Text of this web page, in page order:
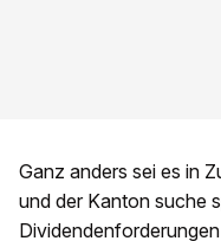
Ganz anders sei es in
und der Kanton suche